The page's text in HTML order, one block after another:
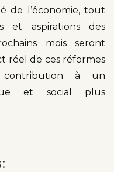
de l’économie, tout
et aspirations des
mois seront
réel de ces réformes
à un
et social plus